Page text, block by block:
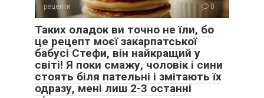
рецепти 0
Таких оладок ви точно не їли, бо
це рецепт моєї закарпатської
бабусі Стефи, він найкращий у
світі! Я поки смажу, чоловік і сини
стоять біля пательні і змітають їх
одразу, мені лиш 2-3 останні